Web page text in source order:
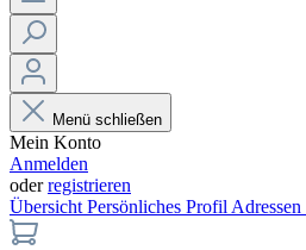
Menü schließen
Mein Konto
Anmelden
oderregistrieren
Übersicht Persönliches Profil Adressen